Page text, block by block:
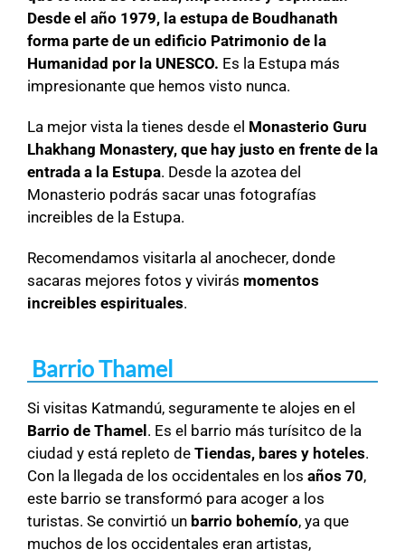
Desde el año 1979, la estupa de Boudhanath
forma parte de un edificio Patrimonio de la
Humanidad por la UNESCO. Es la Estupa más
impresionante que hemos visto nunca.
La mejor vista la tienes desde el Monasterio Guru
Lhakhang Monastery, que hay justo en frente de la
entrada a la Estupa. Desde la azotea del
Monasterio podrás sacar unas fotografías
increibles de la Estupa.
Recomendamos visitarla al anochecer, donde
sacaras mejores fotos y vivirás momentos
increibles espirituales.
Barrio Thamel
Si visitas Katmandú, seguramente te alojes en el
Barrio de Thamel . Es el barrio más turísitco de la
ciudad y está repleto de Tiendas, bares y hoteles.
Con la llegada de los occidentales en los años 70,
este barrio se transformó para acoger a los
turistas. Se convirtió un barrio bohemío, ya que
muchos de los occidentales eran artistas,